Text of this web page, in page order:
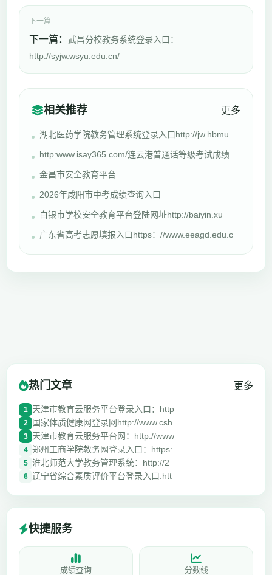
下一篇
下一篇： 武昌分校教务系统登录入口：
http://syjw.wsyu.edu.cn/
相关推荐 更多
湖北医药学院教务管理系统登录入口http://jw.hbmu
http:www.isay365.com/连云港普通话等级考试成绩
金昌市安全教育平台
2026年咸阳市中考成绩查询入口
白银市学校安全教育平台登陆网址http://baiyin.xu
广东省高考志愿填报入口https：//www.eeagd.edu.c
热门文章 更多
1 天津市教育云服务平台登录入口：http
2 国家体质健康网登录网http://www.csh
3 天津市教育云服务平台网：http://www
4 郑州工商学院教务网登录入口：https:
5 淮北师范大学教务管理系统：http://2
6 辽宁省综合素质评价平台登录入口:htt
快捷服务
成绩查询 分数线